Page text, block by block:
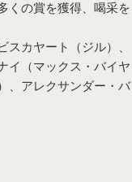
くの賞を獲得、喝采を
カヤート（ジル）、
イ（マックス・バイヤ
、アレクサンダー・バ